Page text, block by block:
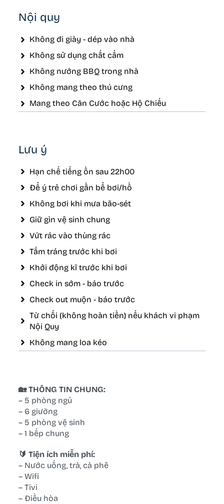
Nội quy
Không đi giày - dép vào nhà
Không sử dụng chất cấm
Không nướng BBQ trong nhà
Không mang theo thú cưng
Mang theo Căn Cước hoặc Hộ Chiếu
Lưu ý
Hạn chế tiếng ồn sau 22h00
Để ý trẻ chơi gần bể bơi/hồ
Không bơi khi mưa bão-sét
Giữ gìn vệ sinh chung
Vứt rác vào thùng rác
Tắm tráng trước khi bơi
Khởi động kĩ trước khi bơi
Check in sớm - báo trước
Check out muộn - báo trước
Từ chối (không hoàn tiền) nếu khách vi phạm
Nội Quy
Không mang loa kéo
🏡 THÔNG TIN CHUNG:
– 5 phòng ngủ
– 6 giường
– 5 phòng vệ sinh
– 1 bếp chung
🔰 Tiện ích miễn phí:
– Nước uống, trà, cà phê
– Wifi
– Tivi
– Điều hòa